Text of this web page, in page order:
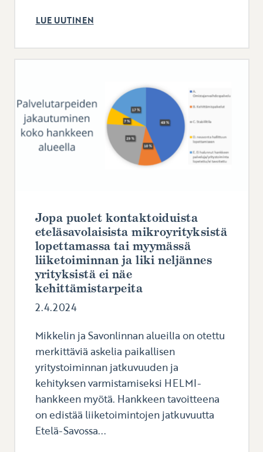
LUE UUTINEN
Jopa puolet kontaktoiduista
eteläsavolaisista mikroyrityksistä
lopettamassa tai myymässä
liiketoiminnan ja liki neljännes
yrityksistä ei näe
kehittämistarpeita
2.4.2024
Mikkelin ja Savonlinnan alueilla on otettu
merkittäviä askelia paikallisen
yritystoiminnan jatkuvuuden ja
kehityksen varmistamiseksi HELMI-
hankkeen myötä. Hankkeen tavoitteena
on edistää liiketoimintojen jatkuvuutta
Etelä-Savossa...